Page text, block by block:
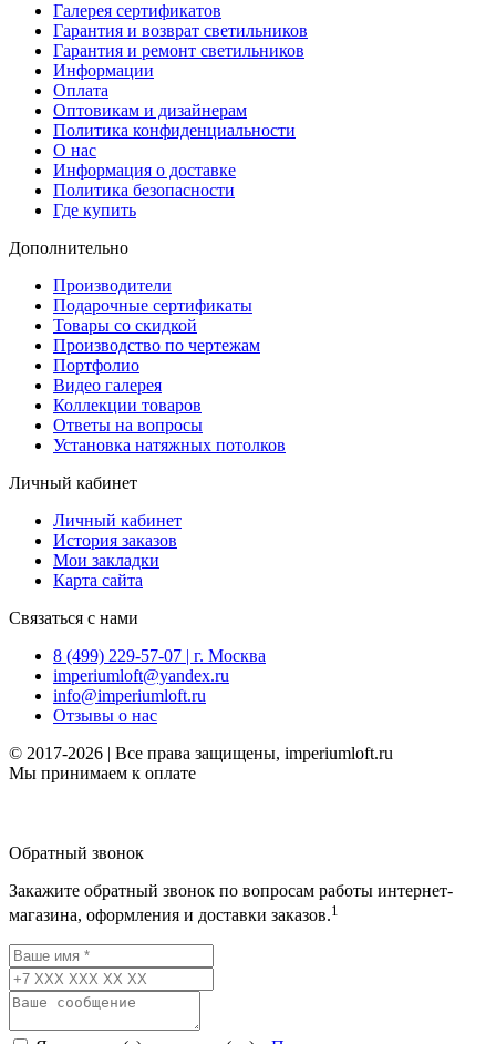
Галерея сертификатов
Гарантия и возврат светильников
Гарантия и ремонт светильников
Информации
Оплата
Оптовикам и дизайнерам
Политика конфиденциальности
О нас
Информация о доставке
Политика безопасности
Где купить
Дополнительно
Производители
Подарочные сертификаты
Товары со скидкой
Производство по чертежам
Портфолио
Видео галерея
Коллекции товаров
Ответы на вопросы
Установка натяжных потолков
Личный кабинет
Личный кабинет
История заказов
Мои закладки
Карта сайта
Связаться с нами
8 (499) 229-57-07 | г. Москва
imperiumloft@yandex.ru
info@imperiumloft.ru
Отзывы о нас
© 2017-2026 | Все права защищены, imperiumloft.ru
Мы принимаем к оплате
Обратный звонок
Закажите обратный звонок по вопросам работы интернет-
магазина, оформления и доставки заказов.1